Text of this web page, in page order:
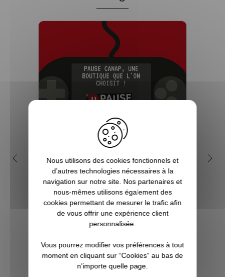
Pause Canap
Vous êtes accro aux séries télé ? Toujours
à l’affût de la sortie du prochain film de
super-héros ? Les jeux vidéo ne sont pas
qu’un simple hobby pour vous, mais une
Pause Canap, à l’endro...
Nous utilisons des cookies fonctionnels et
d’autres technologies nécessaires à la
navigation sur notre site. Nos partenaires et
nous-mêmes utilisons également des
cookies permettant de mesurer le trafic afin
de vous offrir une expérience client
personnalisée.
Vous pourrez modifier vos préférences à tout
moment en cliquant sur “Cookies” au bas de
n'importe quelle page.